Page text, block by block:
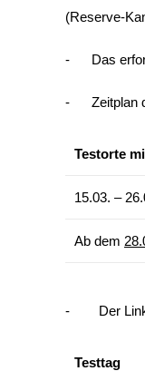
(Reserve-
- Das
- Zeitplan
Testorte
15.03. –
Ab dem
- Der Link
Testtag